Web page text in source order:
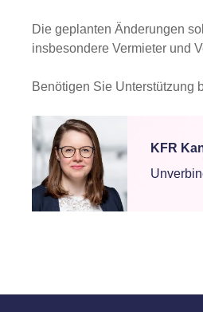
Die geplanten Änderungen
insbesondere Vermieter und
Benötigen Sie Unterstützung
KFR